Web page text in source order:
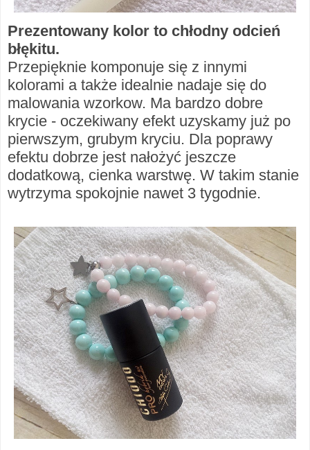
Prezentowany kolor to chłodny odcień
błękitu.
Przepięknie komponuje się z innymi
kolorami a także idealnie nadaje się do
malowania wzorkow. Ma bardzo dobre
krycie - oczekiwany efekt uzyskamy już po
pierwszym, grubym kryciu. Dla poprawy
efektu dobrze jest nałożyć jeszcze
dodatkową, cienka warstwę. W takim stanie
wytrzyma spokojnie nawet 3 tygodnie.